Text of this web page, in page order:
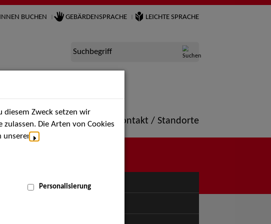
BUCHEN GEBÄRDENSPRACHE LEICHTE SPRACHE
Suchbegriff
Termine Portfolio Kontakt / Standorte
MENÜ
diesem Zweck setzen wir
zulassen. Die Arten von Cookies
unserer
Personalisierung